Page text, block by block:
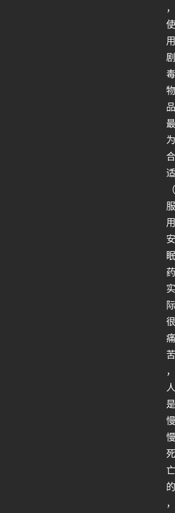
，
使
用
剧
毒
物
品
最
为
合
适
（
服
用
安
眠
药
实
际
很
痛
苦
，
人
是
慢
慢
死
亡
的
，